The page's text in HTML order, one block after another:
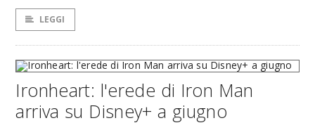
LEGGI
Ironheart: l'erede di Iron Man
arriva su Disney+ a giugno